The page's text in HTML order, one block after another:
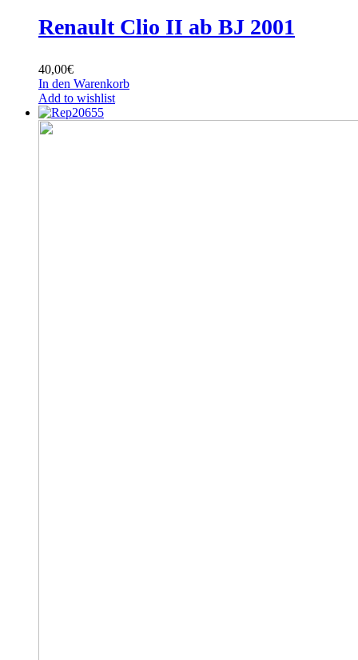
Renault Clio II ab BJ 2001
40,00€
In den Warenkorb
Add to wishlist